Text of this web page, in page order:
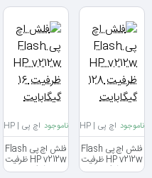
ناموجود اچ پی | HP
فلش اچ پی Flash
HP v212w ظرفیت
128 گیگابایت
ناموجود اچ پی | HP
فلش اچ پی Flash
HP v212w ظرفیت
16 گیگابایت